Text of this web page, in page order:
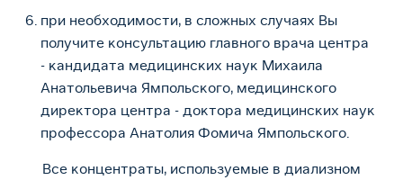
при необходимости, в сложных случаях Вы
получите консультацию главного врача центра
- кандидата медицинских наук Михаила
Анатольевича Ямпольского, медицинского
директора центра - доктора медицинских наук
профессора Анатолия Фомича Ямпольского. ​
Все концентраты, используемые в диализном